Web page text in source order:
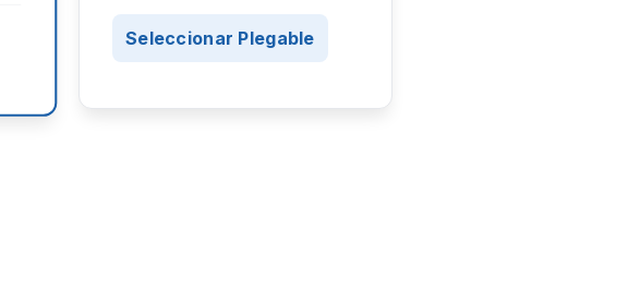
Seleccionar Plegable